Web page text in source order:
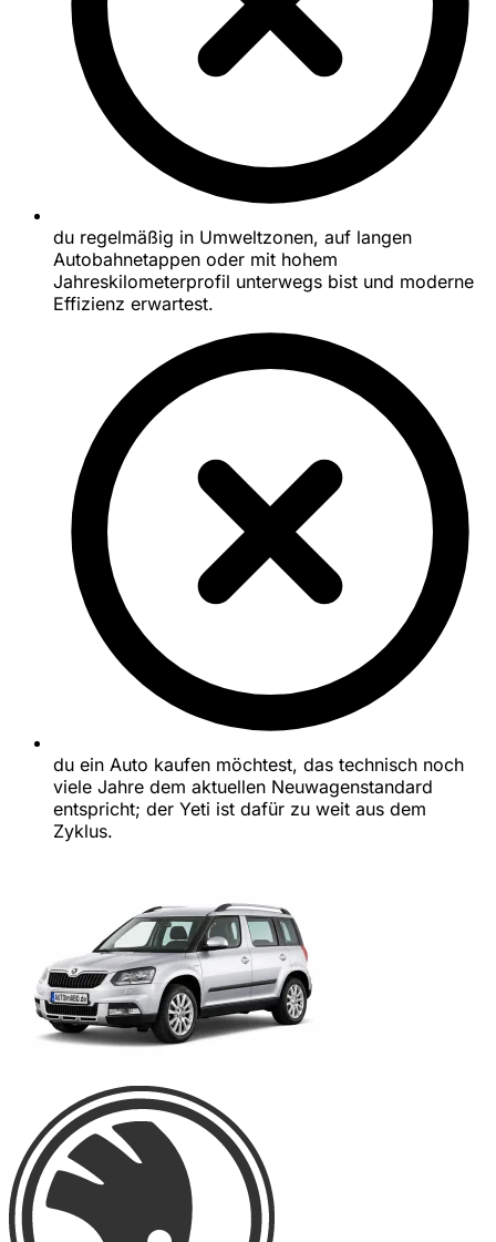
du regelmäßig in Umweltzonen, auf langen
Autobahnetappen oder mit hohem
Jahreskilometerprofil unterwegs bist und moderne
Effizienz erwartest.
du ein Auto kaufen möchtest, das technisch noch
viele Jahre dem aktuellen Neuwagenstandard
entspricht; der Yeti ist dafür zu weit aus dem
Zyklus.